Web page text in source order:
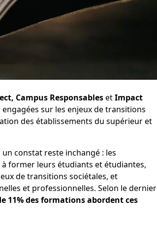
, Campus ResponsablesetImpact
sur les enjeux de transitions
des établissements du supérieur et
constat reste inchangé : les
former leurs étudiants et étudiantes,
de transitions sociétales, et
et professionnelles. Selon le dernier
11% des formations abordent ces